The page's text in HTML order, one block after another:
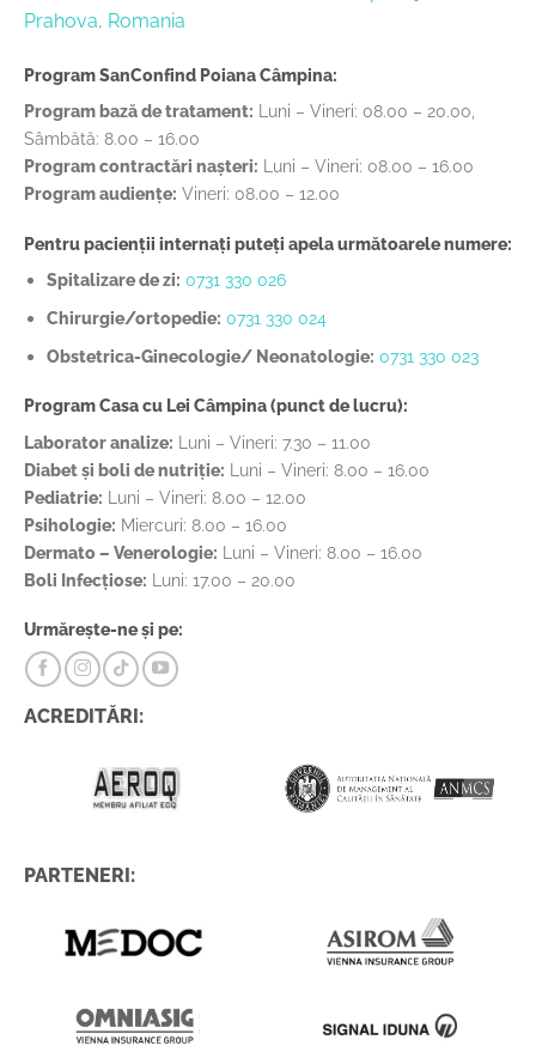
Prahova, Romania
Program SanConfind Poiana Câmpina:
Program bază de tratament: Luni – Vineri: 08.00 – 20.00,
Sâmbătă: 8.00 – 16.00
Program contractări nașteri: Luni – Vineri: 08.00 – 16.00
Program audiențe: Vineri: 08.00 – 12.00
Pentru pacienții internați puteți apela următoarele numere:
Spitalizare de zi: 0731 330 026
Chirurgie/ortopedie: 0731 330 024
Obstetrica-Ginecologie/ Neonatologie: 0731 330 023
Program Casa cu Lei Câmpina (punct de lucru):
Laborator analize: Luni – Vineri: 7.30 – 11.00
Diabet și boli de nutriție: Luni – Vineri: 8.00 – 16.00
Pediatrie: Luni – Vineri: 8.00 – 12.00
Psihologie: Miercuri: 8.00 – 16.00
Dermato – Venerologie: Luni – Vineri: 8.00 – 16.00
Boli Infecțiose: Luni: 17.00 – 20.00
Urmărește-ne și pe:
ACREDITĂRI:
PARTENERI: